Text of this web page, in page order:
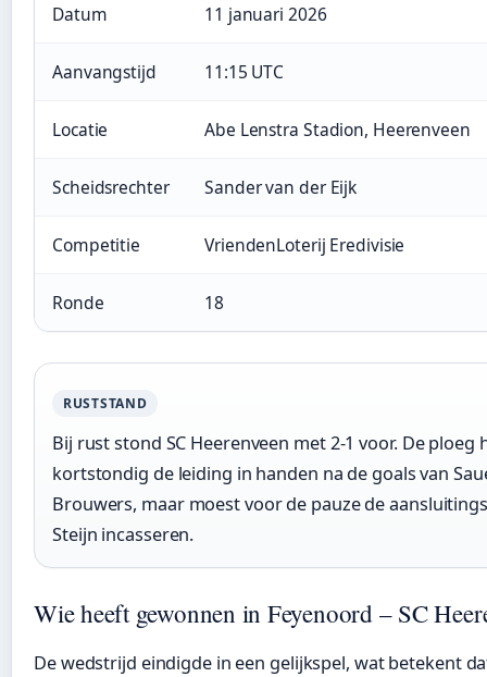
Datum 11 januari 2026
Aanvangstijd 11:15 UTC
Locatie Abe Lenstra Stadion, Heerenveen
Scheidsrechter Sander van der Eijk
Competitie VriendenLoterij Eredivisie
Ronde 18
RUSTSTAND
Bij rust stond SC Heerenveen met 2-1 voor. De ploeg
kortstondig de leiding in handen na de goals van
Brouwers, maar moest voor de pauze de
Steijn incasseren.
Wie heeft gewonnen in Feyenoord – SC
De wedstrijd eindigde in een gelijkspel, wat betekent